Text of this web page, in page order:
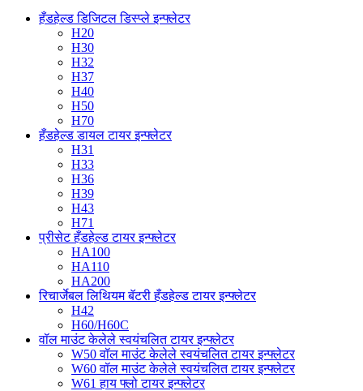
हँडहेल्ड डिजिटल डिस्प्ले इन्फ्लेटर
H20
H30
H32
H37
H40
H50
H70
हँडहेल्ड डायल टायर इन्फ्लेटर
H31
H33
H36
H39
H43
H71
प्रीसेट हँडहेल्ड टायर इन्फ्लेटर
HA100
HA110
HA200
रिचार्जेबल लिथियम बॅटरी हँडहेल्ड टायर इन्फ्लेटर
H42
H60/H60C
वॉल माउंट केलेले स्वयंचलित टायर इन्फ्लेटर
W50 वॉल माउंट केलेले स्वयंचलित टायर इन्फ्लेटर
W60 वॉल माउंट केलेले स्वयंचलित टायर इन्फ्लेटर
W61 हाय फ्लो टायर इन्फ्लेटर